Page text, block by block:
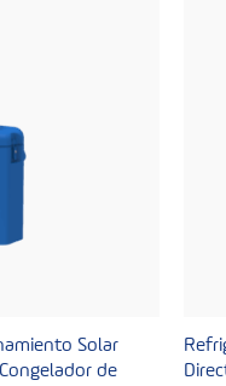
Solar
de